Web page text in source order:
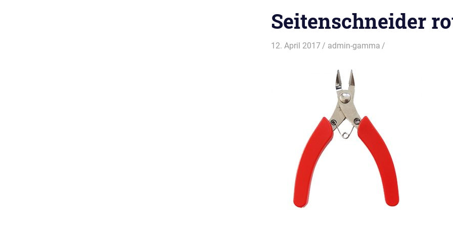
Seitenschneider
12. April 2017 admin-gamma